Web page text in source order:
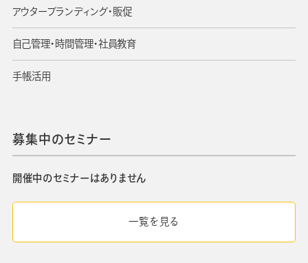
アウターブランディング・販促
自己管理・時間管理・社員教育
手帳活用
募集中のセミナー
開催中のセミナーはありません
一覧を見る